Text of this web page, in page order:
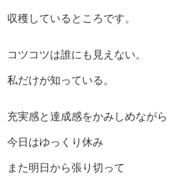
収穫しているところです。
コツコツは誰にも見えない。
私だけが知っている。
充実感と達成感をかみしめながら
今日はゆっくり休み
また明日から張り切って